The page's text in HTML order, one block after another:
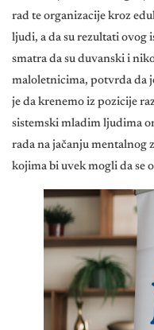
rad te organizacije kroz
ljudi, a da su rezultati ovog
smatra da su duvanski i
maloletnicima, potvrda da
je da krenemo iz pozicije
sistemski mladim ljudima
rada na jačanju mentalnog
kojima bi uvek mogli da se